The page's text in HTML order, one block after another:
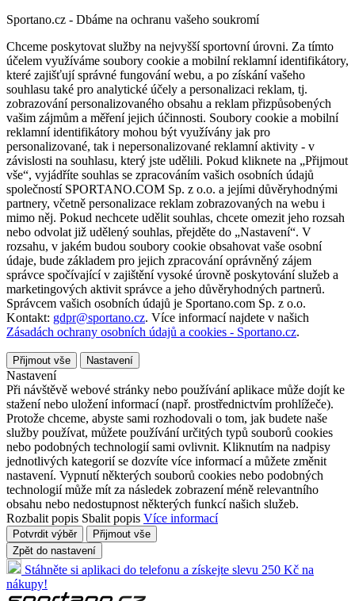
Sportano.cz - Dbáme na ochranu vašeho soukromí
Chceme poskytovat služby na nejvyšší sportovní úrovni. Za tímto
účelem využíváme soubory cookie a mobilní reklamní identifikátory,
které zajišťují správné fungování webu, a po získání vašeho
souhlasu také pro analytické účely a personalizaci reklam, tj.
zobrazování personalizovaného obsahu a reklam přizpůsobených
vašim zájmům a měření jejich účinnosti. Soubory cookie a mobilní
reklamní identifikátory mohou být využívány jak pro
personalizované, tak i nepersonalizované reklamní aktivity - v
závislosti na souhlasu, který jste udělili. Pokud kliknete na „Přijmout
vše“, vyjádříte souhlas se zpracováním vašich osobních údajů
společností SPORTANO.COM Sp. z o.o. a jejími důvěryhodnými
partnery, včetně personalizace reklam zobrazovaných na webu i
mimo něj. Pokud nechcete udělit souhlas, chcete omezit jeho rozsah
nebo odvolat již udělený souhlas, přejděte do „Nastavení“. V
rozsahu, v jakém budou soubory cookie obsahovat vaše osobní
údaje, bude základem pro jejich zpracování oprávněný zájem
správce spočívající v zajištění vysoké úrovně poskytování služeb a
marketingových aktivit správce a jeho důvěryhodných partnerů.
Správcem vašich osobních údajů je Sportano.com Sp. z o.o.
Kontakt: gdpr@sportano.cz. Více informací najdete v našich
Zásadách ochrany osobních údajů a cookies - Sportano.cz.
Přijmout vše Nastavení
Nastavení
Při návštěvě webové stránky nebo používání aplikace může dojít ke
stažení nebo uložení informací (např. prostřednictvím prohlížeče).
Protože chceme, abyste sami rozhodovali o tom, jak budete naše
služby používat, můžete používání určitých typů souborů cookies
nebo podobných technologií sami ovlivnit. Kliknutím na nadpisy
jednotlivých kategorií se dozvíte více informací a můžete změnit
nastavení. Vypnutí některých souborů cookies nebo podobných
technologií může mít za následek zobrazení méně relevantního
obsahu nebo nedostupnost některých funkcí našich služeb.
Rozbalit popis Sbalit popis Více informací
Potvrdit výběr
Přijmout vše
Zpět do nastavení
Stáhněte si aplikaci do telefonu a získejte slevu 250 Kč na
nákupy!